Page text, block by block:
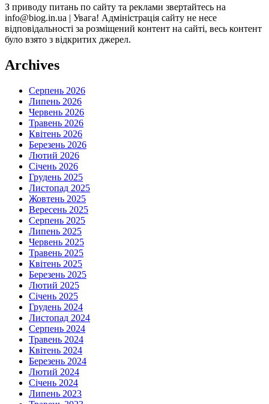
З приводу питань по сайту та реклами звертайтесь на
info@biog.in.ua | Увага! Адміністрація сайту не несе
відповідальності за розміщений контент на сайті, весь контент
було взято з відкритих джерел.
Archives
Серпень 2026
Липень 2026
Червень 2026
Травень 2026
Квітень 2026
Березень 2026
Лютий 2026
Січень 2026
Грудень 2025
Листопад 2025
Жовтень 2025
Вересень 2025
Серпень 2025
Липень 2025
Червень 2025
Травень 2025
Квітень 2025
Березень 2025
Лютий 2025
Січень 2025
Грудень 2024
Листопад 2024
Серпень 2024
Травень 2024
Квітень 2024
Березень 2024
Лютий 2024
Січень 2024
Липень 2023